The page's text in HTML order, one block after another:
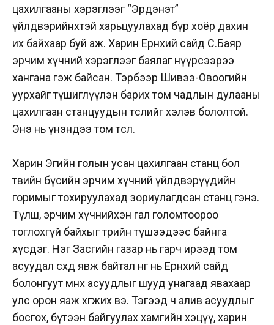
цахилгааны хэрэглээг “Эрдэнэт”
үйлдвэрийнхтэй харьцуулахад бүр хоёр дахин
их байхаар буй аж. Харин Ерөнхий сайд С.Баяр
эрчим хүчний хэрэглээг баялаг нүүрсээрээ
хангана гэж байсан. Тэрбээр Шивээ-Овоогийн
уурхайг түшиглүүлэн барих том чадлын дулааны
цахилгаан станцуудын төслийг хэлэв бололтой.
Энэ нь үнэндээ том төсөл.
Харин Эгийн голын усан цахилгаан станц бол
төвийн бүсийн эрчим хүчний үйлдвэрүүдийн
горимыг тохируулахад зориулагдсан станц гэнэ.
Түлш, эрчим хүчнийхэн гал голомтоороо
тоглохгүй байхыг төрийн түшээдээс байнга
хүсдэг. Нэг Засгийн газар нь гарч ирээд том
асуудал сөхөөд явж байтал нөгөө нь Ерөнхий сайд
болонгуут өмнөх асуудлыг шууд унагаад явахаар
улс орон яаж хөгжих вэ. Тэгээд ч алив асуудлыг
босгох, бүтээн байгуулах хамгийн хэцүү, харин